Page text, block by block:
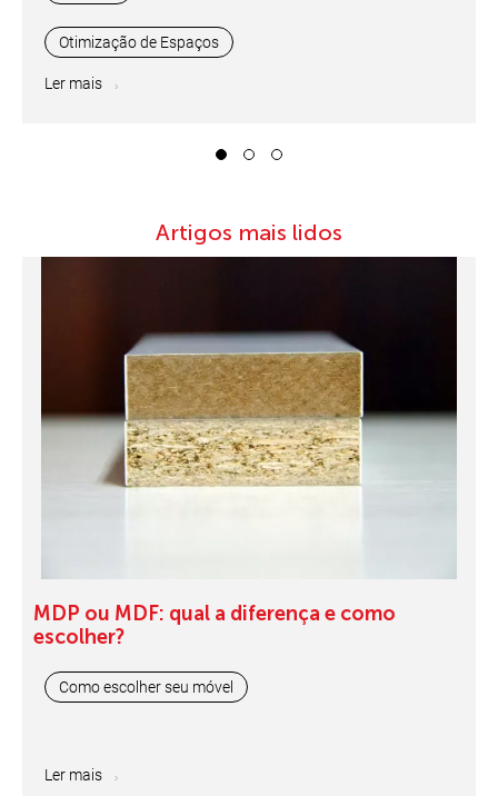
Otimização de Espaços
Ler mais
3
Artigos mais lidos
MDP ou MDF: qual a diferença e como
escolher?
Como escolher seu móvel
Ler mais